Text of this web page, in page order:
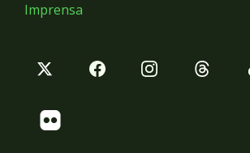
Imprensa